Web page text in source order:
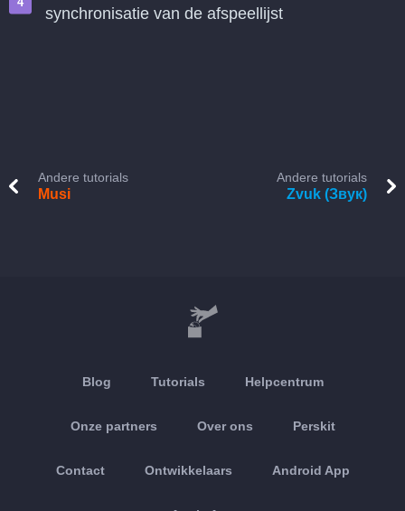
synchronisatie van de afspeellijst
Andere tutorials
Musi
Andere tutorials
Zvuk (Звук)
Blog Tutorials Helpcentrum
Onze partners Over ons Perskit
Contact Ontwikkelaars Android App